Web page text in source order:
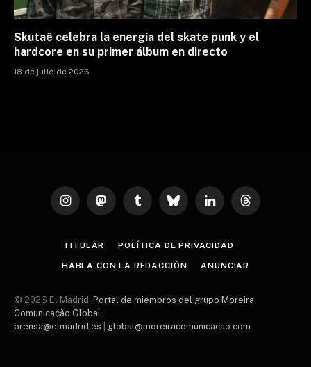
Skutaê celebra la energía del skate punk y el
hardcore en su primer álbum en directo
18 de julio de 2026
InstagramMastodonTumblr Bluesky LinkedInThreads
TITULAR POLÍTICA DE PRIVACIDAD
HABLA CON LA REDACCIÓN ANUNCIAR
© 2026 El Madrid. Portal de miembros del grupo Moreira
Comunicação Global.
prensa@elmadrid.es
global@moreiracomunicacao.com